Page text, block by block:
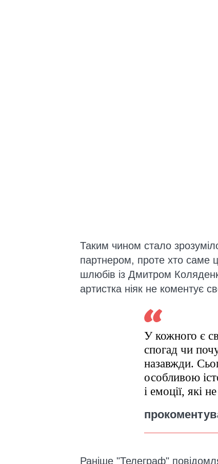
Таким чином стало
партнером, проте хто саме
шлюбів із Дмитром
артистка ніяк не коментує
У кожного є
спогад чи
назавжди.
особливою
і емоції, які
Раніше "Телеграф"